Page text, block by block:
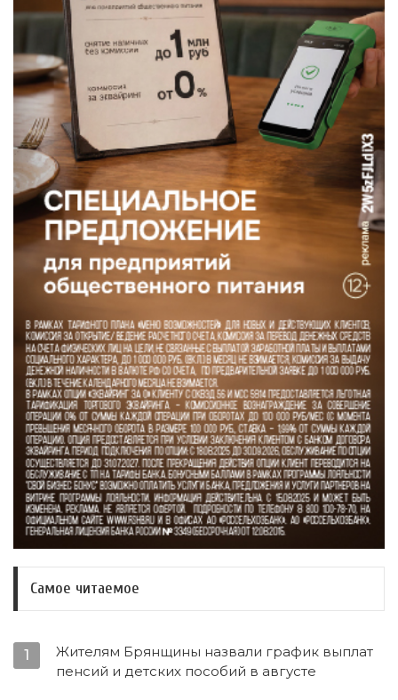
Самое читаемое
1
Жителям Брянщины назвали график выплат
пенсий и детских пособий в августе